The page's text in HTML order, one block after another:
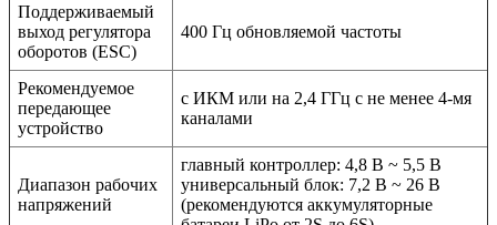
Поддерживаемый
выход регулятора
оборотов (ESC)
400 Гц обновляемой частоты
Рекомендуемое
передающее
устройство
с ИКМ или на 2,4 ГГц с не менее 4-мя
каналами
Диапазон рабочих
напряжений
главный контроллер: 4,8 В ~ 5,5 В
универсальный блок: 7,2 В ~ 26 В
(рекомендуются аккумуляторные